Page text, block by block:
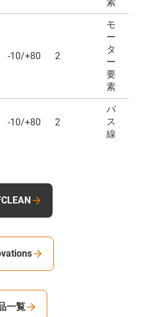
-10/+80 2
モ
ー
タ
ー
要
素
-10/+80 2
バ
ス
線
一覧